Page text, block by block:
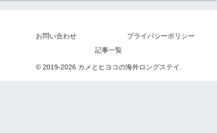
お問い合わせ
プライバシーポリシー
記事一覧
© 2019-2026 カメとヒヨコの海外ロングステイ.